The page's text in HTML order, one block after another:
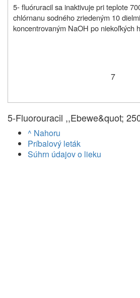
5- fluóruracil sa inaktivuje pri teplote
chlórnanu sodného zriedeným 10
koncentrovaným NaOH po niekoľkých
7
5-Fluorouracil ,,Ebewe&quot;
^ Nahoru
Príbalový leták
Súhrn údajov o lieku